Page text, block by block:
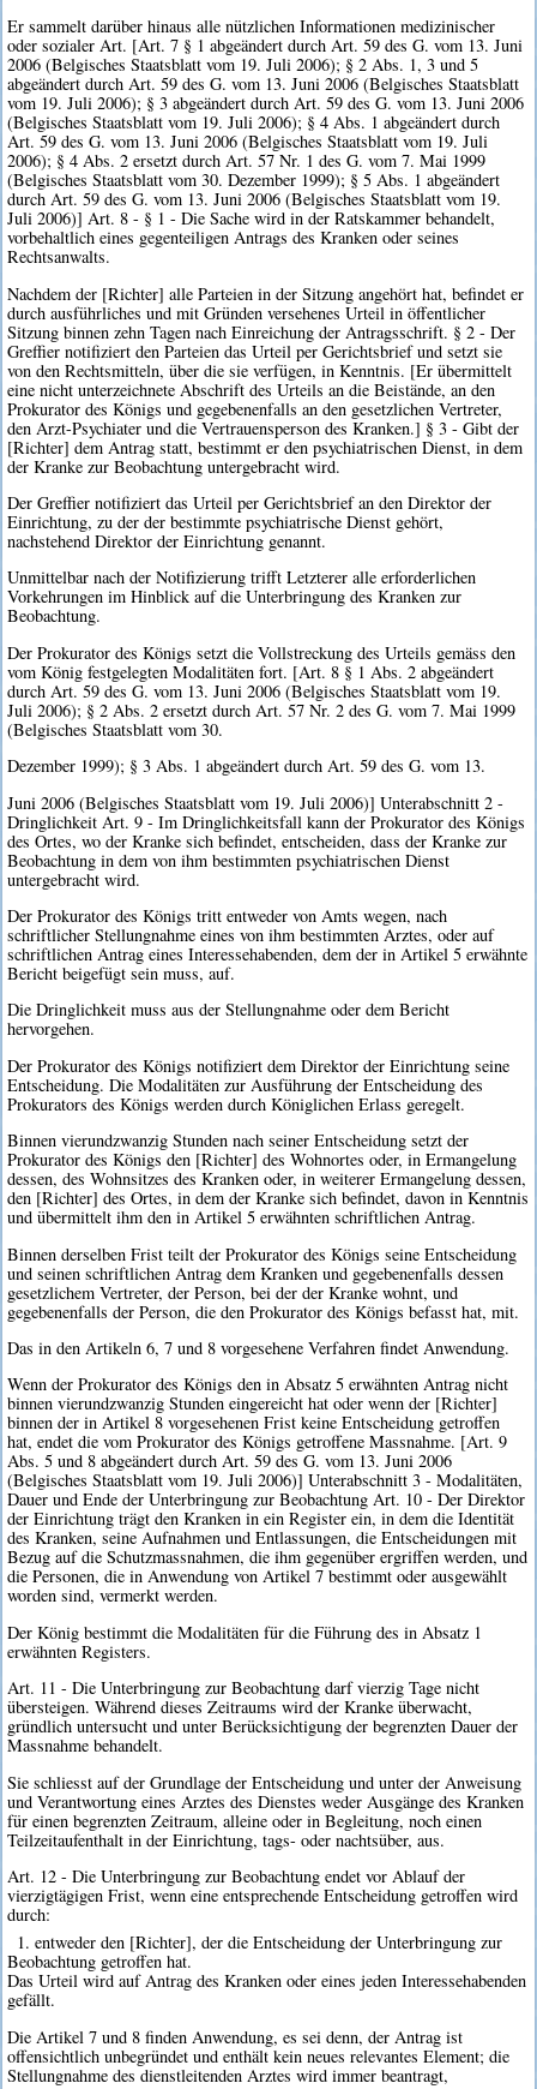
Er sammelt darüber hinaus alle nützlichen Informationen medizinischer
oder sozialer Art. [Art. 7 § 1 abgeändert durch Art. 59 des G. vom 13. Juni
2006 (Belgisches Staatsblatt vom 19. Juli 2006); § 2 Abs. 1, 3 und 5
abgeändert durch Art. 59 des G. vom 13. Juni 2006 (Belgisches Staatsblatt
vom 19. Juli 2006); § 3 abgeändert durch Art. 59 des G. vom 13. Juni 2006
(Belgisches Staatsblatt vom 19. Juli 2006); § 4 Abs. 1 abgeändert durch
Art. 59 des G. vom 13. Juni 2006 (Belgisches Staatsblatt vom 19. Juli
2006); § 4 Abs. 2 ersetzt durch Art. 57 Nr. 1 des G. vom 7. Mai 1999
(Belgisches Staatsblatt vom 30. Dezember 1999); § 5 Abs. 1 abgeändert
durch Art. 59 des G. vom 13. Juni 2006 (Belgisches Staatsblatt vom 19.
Juli 2006)] Art. 8 - § 1 - Die Sache wird in der Ratskammer behandelt,
vorbehaltlich eines gegenteiligen Antrags des Kranken oder seines
Rechtsanwalts.
Nachdem der [Richter] alle Parteien in der Sitzung angehört hat, befindet er
durch ausführliches und mit Gründen versehenes Urteil in öffentlicher
Sitzung binnen zehn Tagen nach Einreichung der Antragsschrift. § 2 - Der
Greffier notifiziert den Parteien das Urteil per Gerichtsbrief und setzt sie
von den Rechtsmitteln, über die sie verfügen, in Kenntnis. [Er übermittelt
eine nicht unterzeichnete Abschrift des Urteils an die Beistände, an den
Prokurator des Königs und gegebenenfalls an den gesetzlichen Vertreter,
den Arzt-Psychiater und die Vertrauensperson des Kranken.] § 3 - Gibt der
[Richter] dem Antrag statt, bestimmt er den psychiatrischen Dienst, in dem
der Kranke zur Beobachtung untergebracht wird.
Der Greffier notifiziert das Urteil per Gerichtsbrief an den Direktor der
Einrichtung, zu der der bestimmte psychiatrische Dienst gehört,
nachstehend Direktor der Einrichtung genannt.
Unmittelbar nach der Notifizierung trifft Letzterer alle erforderlichen
Vorkehrungen im Hinblick auf die Unterbringung des Kranken zur
Beobachtung.
Der Prokurator des Königs setzt die Vollstreckung des Urteils gemäss den
vom König festgelegten Modalitäten fort. [Art. 8 § 1 Abs. 2 abgeändert
durch Art. 59 des G. vom 13. Juni 2006 (Belgisches Staatsblatt vom 19.
Juli 2006); § 2 Abs. 2 ersetzt durch Art. 57 Nr. 2 des G. vom 7. Mai 1999
(Belgisches Staatsblatt vom 30.
Dezember 1999); § 3 Abs. 1 abgeändert durch Art. 59 des G. vom 13.
Juni 2006 (Belgisches Staatsblatt vom 19. Juli 2006)] Unterabschnitt 2 -
Dringlichkeit Art. 9 - Im Dringlichkeitsfall kann der Prokurator des Königs
des Ortes, wo der Kranke sich befindet, entscheiden, dass der Kranke zur
Beobachtung in dem von ihm bestimmten psychiatrischen Dienst
untergebracht wird.
Der Prokurator des Königs tritt entweder von Amts wegen, nach
schriftlicher Stellungnahme eines von ihm bestimmten Arztes, oder auf
schriftlichen Antrag eines Interessehabenden, dem der in Artikel 5 erwähnte
Bericht beigefügt sein muss, auf.
Die Dringlichkeit muss aus der Stellungnahme oder dem Bericht
hervorgehen.
Der Prokurator des Königs notifiziert dem Direktor der Einrichtung seine
Entscheidung. Die Modalitäten zur Ausführung der Entscheidung des
Prokurators des Königs werden durch Königlichen Erlass geregelt.
Binnen vierundzwanzig Stunden nach seiner Entscheidung setzt der
Prokurator des Königs den [Richter] des Wohnortes oder, in Ermangelung
dessen, des Wohnsitzes des Kranken oder, in weiterer Ermangelung dessen,
den [Richter] des Ortes, in dem der Kranke sich befindet, davon in Kenntnis
und übermittelt ihm den in Artikel 5 erwähnten schriftlichen Antrag.
Binnen derselben Frist teilt der Prokurator des Königs seine Entscheidung
und seinen schriftlichen Antrag dem Kranken und gegebenenfalls dessen
gesetzlichem Vertreter, der Person, bei der der Kranke wohnt, und
gegebenenfalls der Person, die den Prokurator des Königs befasst hat, mit.
Das in den Artikeln 6, 7 und 8 vorgesehene Verfahren findet Anwendung.
Wenn der Prokurator des Königs den in Absatz 5 erwähnten Antrag nicht
binnen vierundzwanzig Stunden eingereicht hat oder wenn der [Richter]
binnen der in Artikel 8 vorgesehenen Frist keine Entscheidung getroffen
hat, endet die vom Prokurator des Königs getroffene Massnahme. [Art. 9
Abs. 5 und 8 abgeändert durch Art. 59 des G. vom 13. Juni 2006
(Belgisches Staatsblatt vom 19. Juli 2006)] Unterabschnitt 3 - Modalitäten,
Dauer und Ende der Unterbringung zur Beobachtung Art. 10 - Der Direktor
der Einrichtung trägt den Kranken in ein Register ein, in dem die Identität
des Kranken, seine Aufnahmen und Entlassungen, die Entscheidungen mit
Bezug auf die Schutzmassnahmen, die ihm gegenüber ergriffen werden, und
die Personen, die in Anwendung von Artikel 7 bestimmt oder ausgewählt
worden sind, vermerkt werden.
Der König bestimmt die Modalitäten für die Führung des in Absatz 1
erwähnten Registers.
Art. 11 - Die Unterbringung zur Beobachtung darf vierzig Tage nicht
übersteigen. Während dieses Zeitraums wird der Kranke überwacht,
gründlich untersucht und unter Berücksichtigung der begrenzten Dauer der
Massnahme behandelt.
Sie schliesst auf der Grundlage der Entscheidung und unter der Anweisung
und Verantwortung eines Arztes des Dienstes weder Ausgänge des Kranken
für einen begrenzten Zeitraum, alleine oder in Begleitung, noch einen
Teilzeitaufenthalt in der Einrichtung, tags- oder nachtsüber, aus.
Art. 12 - Die Unterbringung zur Beobachtung endet vor Ablauf der
vierzigtägigen Frist, wenn eine entsprechende Entscheidung getroffen wird
durch:
1. entweder den [Richter], der die Entscheidung der Unterbringung zur
Beobachtung getroffen hat.
Das Urteil wird auf Antrag des Kranken oder eines jeden Interessehabenden
gefällt.
Die Artikel 7 und 8 finden Anwendung, es sei denn, der Antrag ist
offensichtlich unbegründet und enthält kein neues relevantes Element; die
Stellungnahme des dienstleitenden Arztes wird immer beantragt,